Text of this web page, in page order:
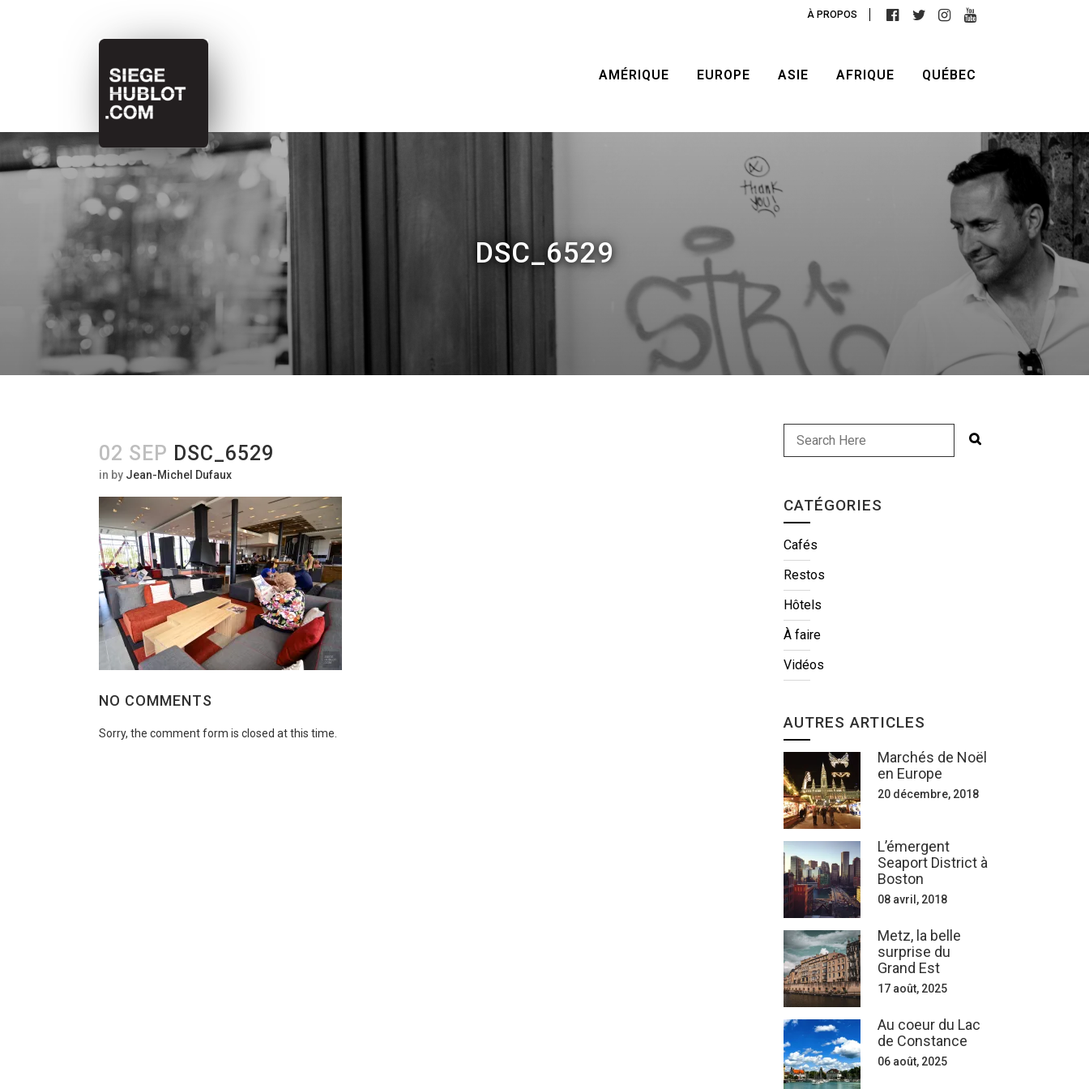
À PROPOS
AMÉRIQUE EUROPE ASIE AFRIQUE QUÉBEC
DSC_6529
02 SEP DSC_6529
in by Jean-Michel Dufaux
NO COMMENTS
Sorry, the comment form is closed at this time.
CATÉGORIES
Cafés
Restos
Hôtels
À faire
Vidéos
AUTRES ARTICLES
Marchés de Noël
en Europe
20 décembre, 2018
L’émergent
Seaport District à
Boston
08 avril, 2018
Metz, la belle
surprise du
Grand Est
17 août, 2025
Au coeur du Lac
de Constance
06 août, 2025